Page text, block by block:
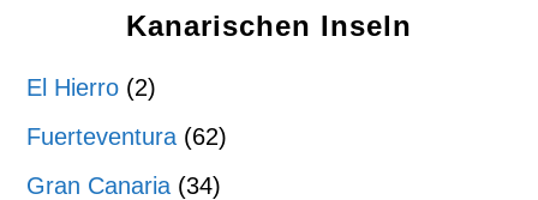
Kanarischen Inseln
El Hierro (2)
Fuerteventura (62)
Gran Canaria (34)